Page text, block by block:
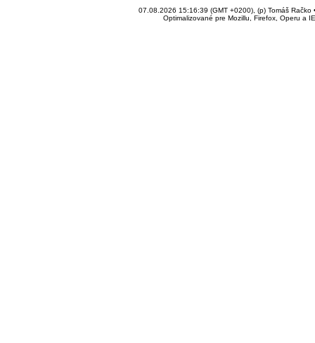
07.08.2026 15:16:39 (GMT +0200), (p) Tomáš Račko
Optimalizované pre Mozillu, Firefox, Operu a